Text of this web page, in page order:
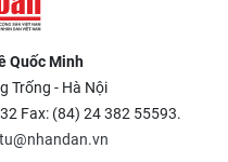
Quốc Minh
Trống - Hà Nội
Fax: (84) 24 382 55593.